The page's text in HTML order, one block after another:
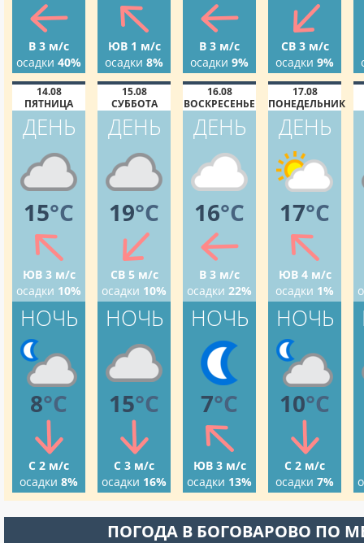
В 3 м/с
осадки 40%
ЮВ 1 м/с
осадки 8%
В 3 м/с
осадки 9%
СВ 3 м/с
осадки 9%
14.08
ПЯТНИЦА
ДЕНЬ
15°C
ЮВ 3 м/с
осадки 10%
НОЧЬ
8°C
С 2 м/с
осадки 8%
15.08
СУББОТА
ДЕНЬ
19°C
СВ 5 м/с
осадки 10%
НОЧЬ
15°C
С 3 м/с
осадки 16%
16.08
ВОСКРЕСЕНЬЕ
ДЕНЬ
16°C
В 3 м/с
осадки 22%
НОЧЬ
7°C
ЮВ 3 м/с
осадки 13%
17.08
ПОНЕДЕЛЬНИК
ДЕНЬ
17°C
ЮВ 4 м/с
осадки 1%
НОЧЬ
10°C
С 2 м/с
осадки 7%
ПОГОДА В БОГОВАРОВО ПО